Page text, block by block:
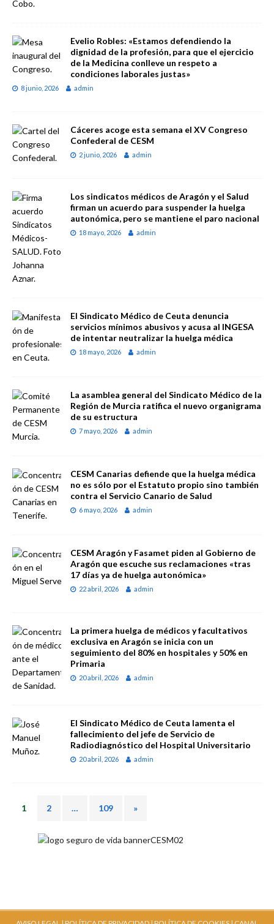
Evelio Robles: «Estamos defendiendo la
dignidad de la profesión, para que el ejercicio
de la Medicina conlleve un respeto a
condiciones laborales justas»
8 junio, 2026 admin
Cáceres acoge esta semana el XV Congreso
Confederal de CESM
2 junio, 2026 admin
Los sindicatos médicos de Aragón y el Salud
firman un acuerdo para suspender la huelga
autonómica, pero se mantiene el paro nacional
18 mayo, 2026 admin
El Sindicato Médico de Ceuta denuncia
servicios mínimos abusivos y acusa al INGESA
de intentar neutralizar la huelga médica
18 mayo, 2026 admin
La asamblea general del Sindicato Médico de la
Región de Murcia ratifica el nuevo organigrama
de su estructura
7 mayo, 2026 admin
CESM Canarias defiende que la huelga médica
no es sólo por el Estatuto propio sino también
contra el Servicio Canario de Salud
6 mayo, 2026 admin
CESM Aragón y Fasamet piden al Gobierno de
Aragón que escuche sus reclamaciones «tras
17 días ya de huelga autonómica»
22 abril, 2026 admin
La primera huelga de médicos y facultativos
exclusiva en Aragón se inicia con un
seguimiento del 80% en hospitales y 50% en
Primaria
20 abril, 2026 admin
El Sindicato Médico de Ceuta lamenta el
fallecimiento del jefe de Servicio de
Radiodiagnóstico del Hospital Universitario
20 abril, 2026 admin
1 2 … 109 »